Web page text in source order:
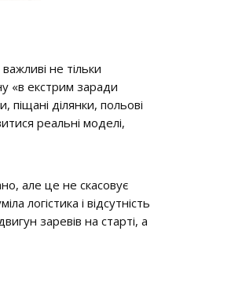
не тільки
«в екстрим заради
піщані ділянки, польові
реальні моделі,
але це не скасовує
логістика і відсутність
заревів на старті, а